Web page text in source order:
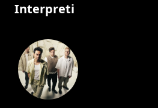
Interpreti